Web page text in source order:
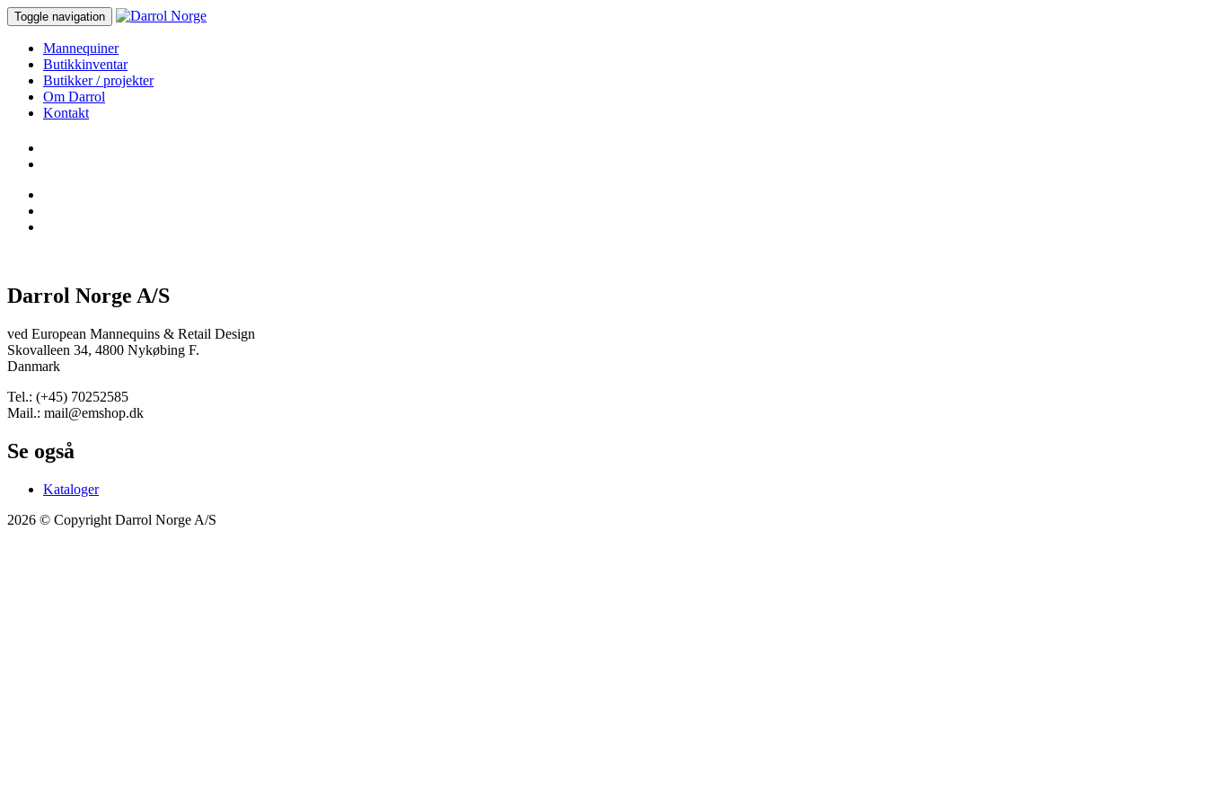
Toggle navigation
Mannequiner
Butikkinventar
Butikker / projekter
Om Darrol
Kontakt
Darrol Norge A/S
ved European Mannequins & Retail Design
Skovalleen 34, 4800 Nykøbing F.
Danmark
Tel.: (+45) 70252585
Mail.: mail@emshop.dk
Se også
Kataloger
2026 © Copyright Darrol Norge A/S